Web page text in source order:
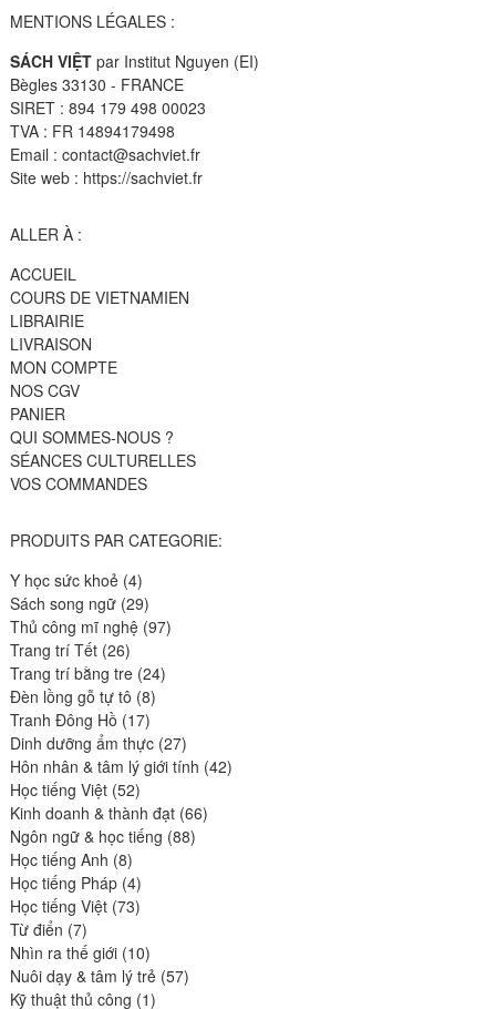
MENTIONS LÉGALES :
SÁCH VIỆTpar Institut Nguyen (EI)
Bègles 33130 - FRANCE
SIRET : 894 179 498 00023
TVA : FR 14894179498
Email : contact@sachviet.fr
Site web : https://sachviet.fr
ALLER À :
ACCUEIL
COURS DE VIETNAMIEN
LIBRAIRIE
LIVRAISON
MON COMPTE
NOS CGV
PANIER
QUI SOMMES-NOUS ?
SÉANCES CULTURELLES
VOS COMMANDES
PRODUITS PAR CATEGORIE:
Y học sức khoẻ 44
produits
Sách song ngữ 2929
produits
Thủ công mĩ nghệ 9797
Trang trí Tết 2626
produits
Trang trí bằng tre 2424
Đèn lồng gỗ tự tô 88
produits
Tranh Đông Hồ 1717
produits
Dinh dưỡng ẩm thực 2727
produits
Hôn nhân & tâm lý giới tính 4242
Học tiếng Việt 5252
produits
Kinh doanh & thành đạt 6666
Ngôn ngữ & học tiếng 8888
Học tiếng Anh 88
produits
Học tiếng Pháp 44
produits
Học tiếng Việt 7373
Từ điển 77
produits
Nhìn ra thế giới 1010
produits
Nuôi dạy & tâm lý trẻ 5757
Kỹ thuật thủ công 11